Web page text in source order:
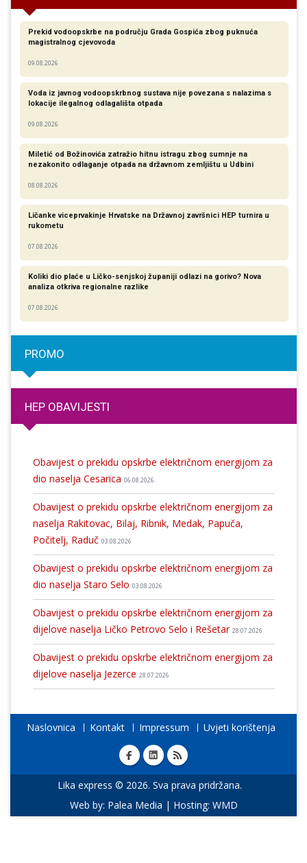
Prekid vodoopskrbe na području Grada Gospića zbog puknuća
magistralnog cjevovoda
09.08.2026
Voda iz javnog vodoopskrbnog sustava nije povezana s nalazima s
lokacije ilegalnog odlagališta otpada
09.08.2026
Miletić od Božinovića zatražio hitnu istragu zbog sumnje na
nezakonito odlaganje otpada na državnom zemljištu u Udbini
08.08.2026
Ličanke viceprvakinje Hrvatske na Državnoj završnici HEP turnira u
rukometu
07.08.2026
Koliki dio plaće u Ličko-senjskoj županiji odlazi na gorivo? Nova
analiza otkriva regionalne razlike​
07.08.2026
PROMO
HEP OBAVIJESTI
Obavijest o prekidu opskrbe električnom energijom za
dio naselja Cesarica 06.08.2026
Obavijest o prekidu opskrbe električnom energijom za
naselja Rakitovac, Bilaj, Ribnik, Medak, Papuča,
Počitelj, Raduč 03.08.2026
Obavijest o prekidu opskrbe električnom energijom za
dio naselja Staro Selo 03.08.2026
Obavijest o prekidu opskrbe električnom energijom za
dijelove naselja Ličko Petrovo Selo i Rešetar 28.07.2026
Obavijest o prekidu opskrbe električnom energijom za
dijelove naselja Jezerce 28.07.2026
Naslovnica Kontakt Impressum Uvjeti korištenja
Lika express © 2026. Sva prava pridržana.
Web by: Palea Media | Hosting: WMD